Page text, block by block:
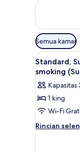
Periksa
Filter
tersedia
untuk
kamar
Semua kamar
Lihat
semua
foto
untuk
Standard,
Suite
Double
1
Standard,
smoking
Kapasitas
1 king
Wi-Fi
Rincian
Rincian